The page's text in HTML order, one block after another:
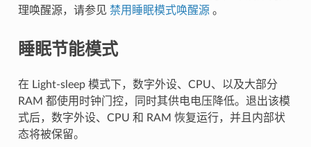
理唤醒源，请参见 禁用睡眠模式唤醒源 。
睡眠节能模式
在 Light-sleep 模式下，数字外设、CPU、以及大部分
RAM 都使用时钟门控，同时其供电电压降低。退出该模
式后，数字外设、CPU 和 RAM 恢复运行，并且内部状
态将被保留。